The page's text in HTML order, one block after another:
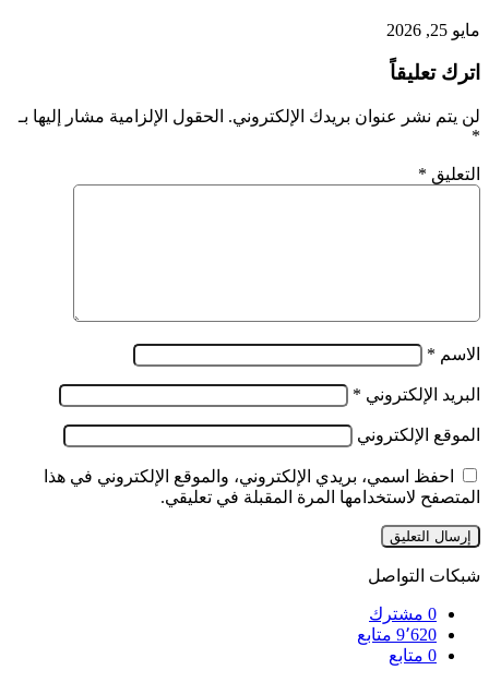
مايو 25, 2026
اترك تعليقاً
لن يتم نشر عنوان بريدك الإلكتروني. الحقول الإلزامية مشار إليها بـ
*
التعليق *
الاسم *
البريد الإلكتروني *
الموقع الإلكتروني
احفظ اسمي، بريدي الإلكتروني، والموقع الإلكتروني في هذا
المتصفح لاستخدامها المرة المقبلة في تعليقي.
شبكات التواصل
0 مشترك
9٬620 متابع
0 متابع